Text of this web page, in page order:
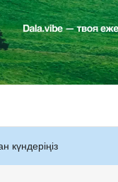
күндеріңіз